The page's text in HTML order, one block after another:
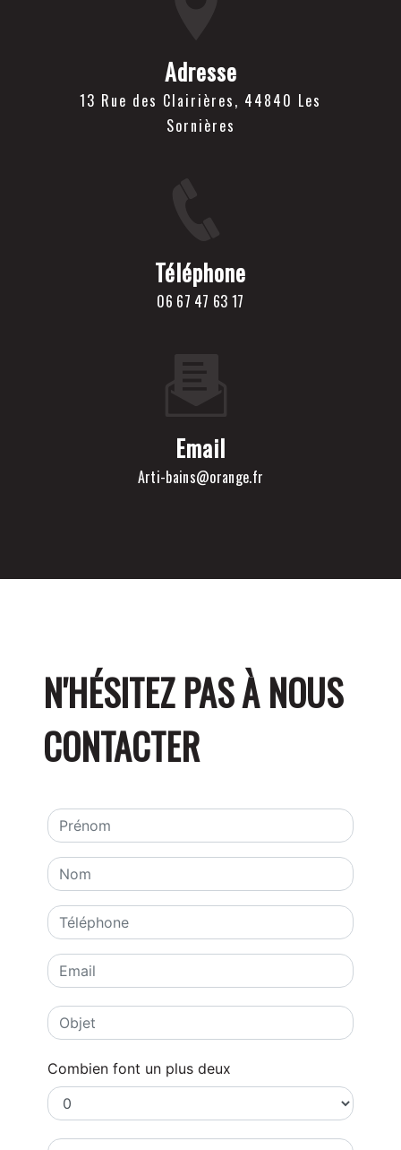
Adresse
13 Rue des Clairières, 44840 Les
Sornières
Téléphone
06 67 47 63 17
Email
arti-bains@orange.fr
N'HÉSITEZ PAS À NOUS
CONTACTER
Combien font un plus deux